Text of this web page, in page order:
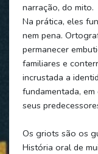
narração, do mito.
Na prática, eles
nem pena.
permanecer
familiares e
incrustada a
fundamentada,
seus
Os griots são os
História oral de